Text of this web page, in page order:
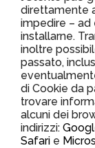
direttamente
impedire – ad
installarne.
inoltre
passato,
di Cookie da
trovare
alcuni dei
indirizzi:
Safari e